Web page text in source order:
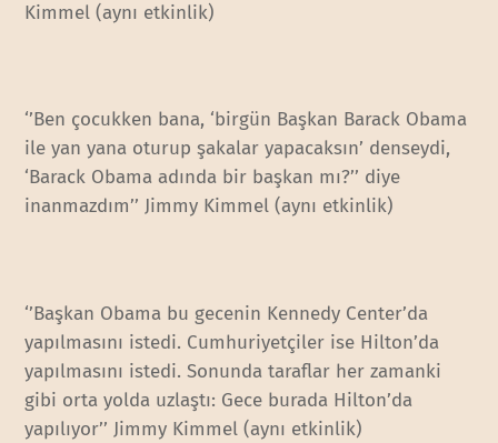
Kimmel (aynı etkinlik)
‘’Ben çocukken bana, ‘birgün Başkan Barack Obama
ile yan yana oturup şakalar yapacaksın’ denseydi,
‘Barack Obama adında bir başkan mı?’’ diye
inanmazdım’’ Jimmy Kimmel (aynı etkinlik)
‘’Başkan Obama bu gecenin Kennedy Center’da
yapılmasını istedi. Cumhuriyetçiler ise Hilton’da
yapılmasını istedi. Sonunda taraflar her zamanki
gibi orta yolda uzlaştı: Gece burada Hilton’da
yapılıyor’’ Jimmy Kimmel (aynı etkinlik)